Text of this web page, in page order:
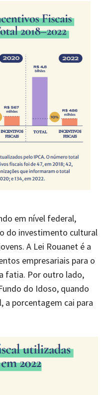
em nível federal,
do investimento cultural
A Lei Rouanet é a
empresariais para o
fatia. Por outro lado,
do Idoso, quando
a porcentagem cai para